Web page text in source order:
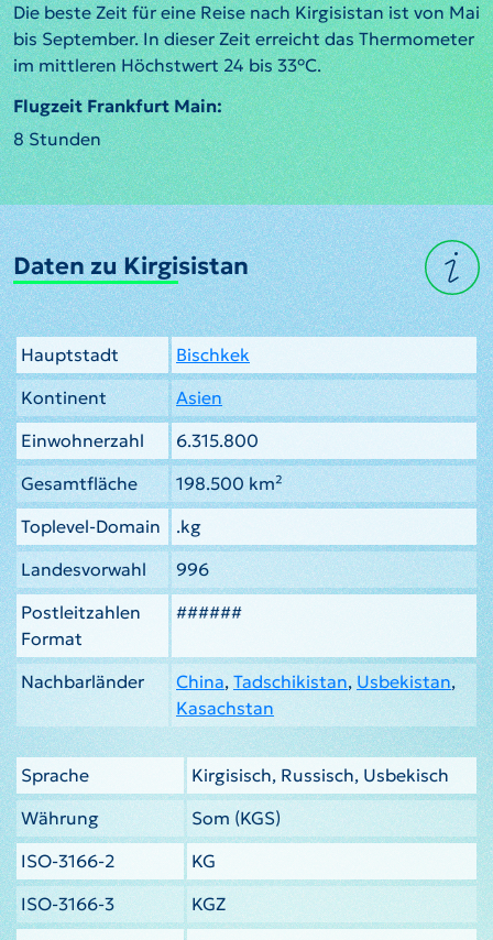
Die beste Zeit für eine Reise nach Kirgisistan ist von Mai
bis September. In dieser Zeit erreicht das Thermometer
im mittleren Höchstwert 24 bis 33°C.
Flugzeit Frankfurt Main:
8 Stunden
Daten zu Kirgisistan
Hauptstadt
Bischkek
Kontinent
Asien
Einwohnerzahl
6.315.800
Gesamtfläche
198.500 km²
Toplevel-Domain
.kg
Landesvorwahl
996
Postleitzahlen
Format
######
Nachbarländer China,Tadschikistan,Usbekistan,
Kasachstan
Sprache
Kirgisisch, Russisch, Usbekisch
Währung
Som (KGS)
ISO-3166-2
KG
ISO-3166-3
KGZ